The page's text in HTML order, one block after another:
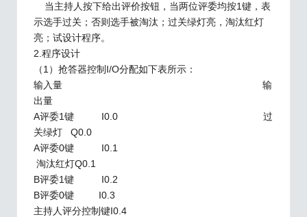
当主持人按下给出评价按钮，当两位评委均按1键，表
示选手过关；否则选手被淘汰；过关绿灯亮，淘汰红灯
亮；试设计程序。
2.程序设计
（1）抢答器控制I/O分配如下表所示：
输入量 输
出量
A评委1键 I0.0 过
关绿灯 Q0.0
A评委0键 I0.1
淘汰红灯Q0.1
B评委1键 I0.2
B评委0键 I0.3
主持人评分控制键I0.4